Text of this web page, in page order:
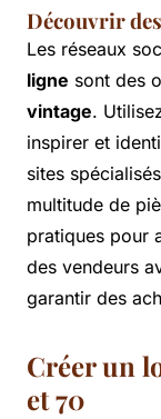
Découvrir
Les réseaux
ligne sont des
vintage.
inspirer et
sites
multitude de
pratiques pour
des vendeurs
garantir des
Créer un
et 70